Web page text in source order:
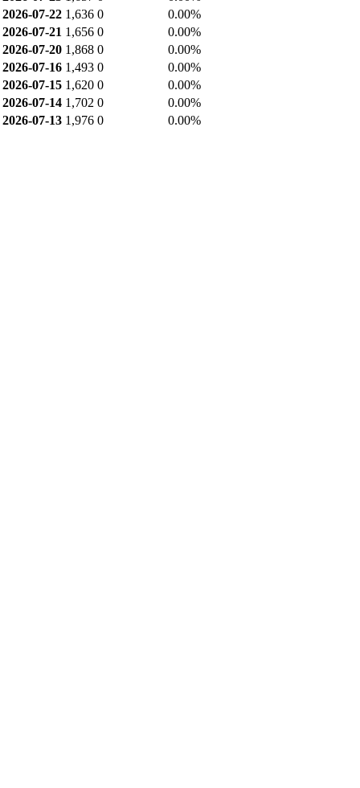
2026-07-22 1,636 0
0.00%
2026-07-21 1,656 0
0.00%
2026-07-20 1,868 0
0.00%
2026-07-16 1,493 0
0.00%
2026-07-15 1,620 0
0.00%
2026-07-14 1,702 0
0.00%
2026-07-13 1,976 0
0.00%